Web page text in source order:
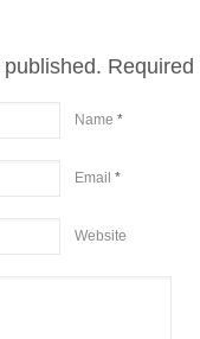
Name *
Email *
Website